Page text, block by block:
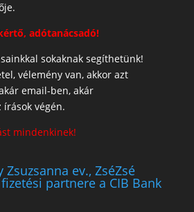
adótanácsadó!
sokaknak segíthetünk!
vélemény van, akkor azt
email-ben, akár
írások végén.
mindenkinek!
Zsuzsanna ev., ZséZsé
partnere a CIB Bank